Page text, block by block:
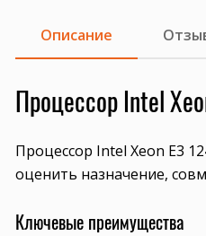
Описание
Процессор Intel
Процессор Intel Xeon E3
оценить назначение,
Ключевые преимущества